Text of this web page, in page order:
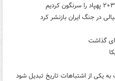
در جنگ ایران بازنشر کرد
یکی از اشتباهات تاریخ تبدیل شود